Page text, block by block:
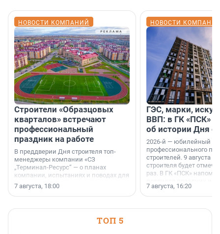
НОВОСТИ КОМПАНИЙ
Строители «Образцовых
кварталов» встречают
профессиональный
праздник на работе
В преддверии Дня строителя топ-
менеджеры компании «СЗ
„Терминал-Ресурс“ — о планах
компании, испытаниях и поводах для
осторожного оптимизма.
7 августа, 18:00
НОВОСТИ
ГЭС, марки,
ВВП: в ГК «ПСК»
об истории Дня
2026-й — юбилейный
профессионального
строителей. 9 августа
строителя будет
раз. В ГК «ПСК»
поменялась роль
7 августа, 16:20
ТОП 5